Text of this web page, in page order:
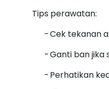
Tips perawatan:
-Cek tekanan
-Ganti ban jika
- Perhatikan